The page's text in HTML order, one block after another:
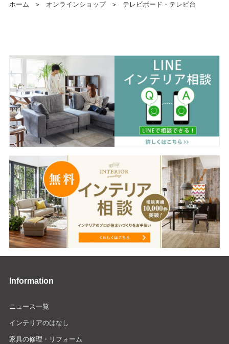
ホーム ＞ オンラインショップ ＞ テレビボード・テレビ台
Information
ニュース一覧
インテリアのはなし
家具の修理・リフォーム